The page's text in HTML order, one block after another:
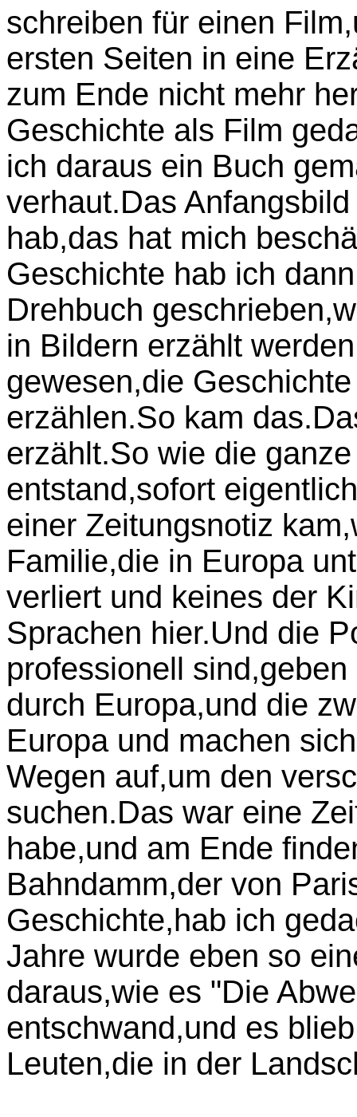
schreiben für einen
ersten Seiten in eine
zum Ende nicht mehr
Geschichte als Film
ich daraus ein Buch
verhaut.Das
hab,das hat mich
Geschichte hab ich
Drehbuch
in Bildern erzählt
gewesen,die
erzählen.So kam
erzählt.So wie die
entstand,sofort
einer Zeitungsnotiz
Familie,die in Europa
verliert und keines der
Sprachen hier.Und die
professionell
durch Europa,und die
Europa und machen
Wegen auf,um den
suchen.Das war eine
habe,und am Ende
Bahndamm,der von
Geschichte,hab ich
Jahre wurde eben so
daraus,wie es "Die
entschwand,und es
Leuten,die in der